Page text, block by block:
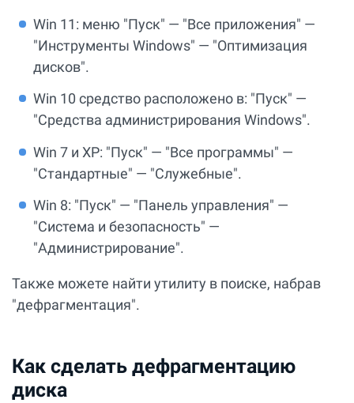
Win 11: меню "Пуск" — "Все приложения" —
"Инструменты Windows" — "Оптимизация
дисков".
Win 10 средство расположено в: "Пуск" —
"Средства администрирования Windows".
Win 7 и XP: "Пуск" — "Все программы" —
"Стандартные" — "Служебные".
Win 8: "Пуск" — "Панель управления" —
"Система и безопасность" —
"Администрирование".
Также можете найти утилиту в поиске, набрав
"дефрагментация".
Как сделать дефрагментацию
диска